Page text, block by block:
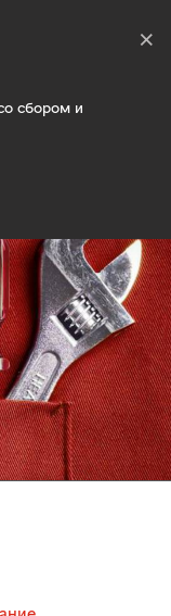
сбором и
×
обслуживание